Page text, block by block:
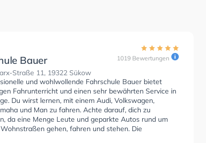
Bauer
Straße 11, 19322 Sükow
1019 Bewertungen
und wohlwollende Fahrschule Bauer bietet
Fahrunterricht und einen sehr bewährten Service in
Du wirst lernen, mit einem Audi, Volkswagen,
und Man zu fahren. Achte darauf, dich zu
da eine Menge Leute und geparkte Autos rund um
gehen, fahren und stehen. Die
bietet Exzellente Bedingungen um deine Klasse A1,